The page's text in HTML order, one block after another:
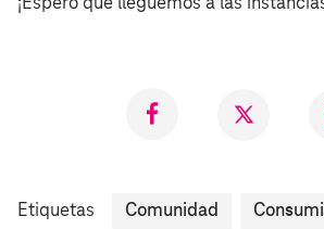
Compartir
Compartir
Etiquetas
Comunidad